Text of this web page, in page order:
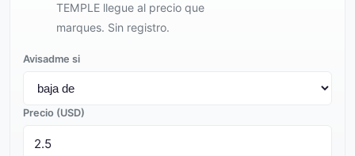
TEMPLE llegue al precio que
marques. Sin registro.
Avisadme si
Precio (USD)